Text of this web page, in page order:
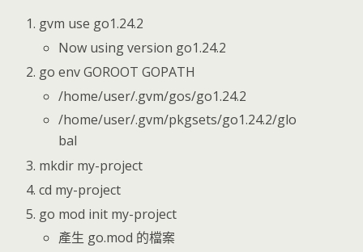
gvm use go1.24.2
Now using version go1.24.2
go env GOROOT GOPATH
/home/user/.gvm/gos/go1.24.2
/home/user/.gvm/pkgsets/go1.24.2/glo
bal
mkdir my-project
cd my-project
go mod init my-project
產生 go.mod 的檔案